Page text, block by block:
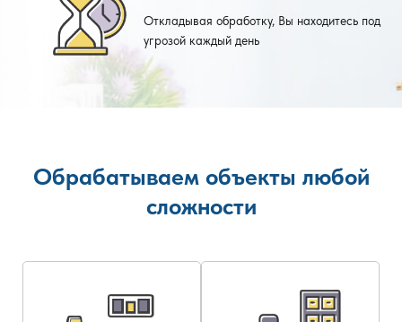
Откладывая обработку, Вы находитесь под
угрозой каждый день
Обрабатываем объекты любой
сложности